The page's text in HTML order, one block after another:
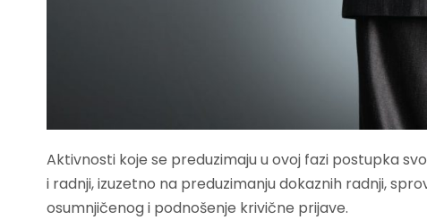
Aktivnosti koje se preduzimaju u ovoj fazi postupka
i radnji, izuzetno na preduzimanju dokaznih radnji,
osumnjičenog i podnošenje krivične prijave.